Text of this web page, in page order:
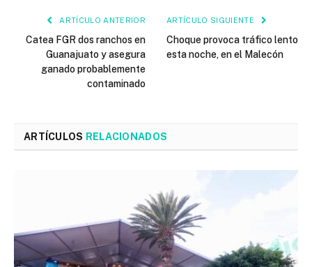
ARTÍCULO ANTERIOR
Catea FGR dos ranchos en
Guanajuato y asegura
ganado probablemente
contaminado
ARTÍCULO SIGUIENTE
Choque provoca tráfico lento
esta noche, en el Malecón
ARTÍCULOS RELACIONADOS